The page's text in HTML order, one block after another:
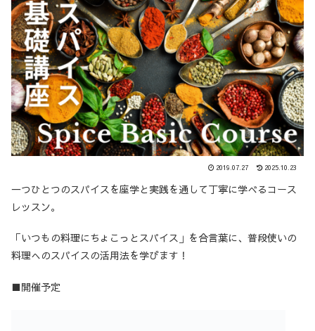
2019.07.27 2025.10.23
一つひとつのスパイスを座学と実践を通して丁寧に学べるコース
レッスン。
「いつもの料理にちょこっとスパイス」を合言葉に、普段使いの
料理へのスパイスの活用法を学びます！
■開催予定